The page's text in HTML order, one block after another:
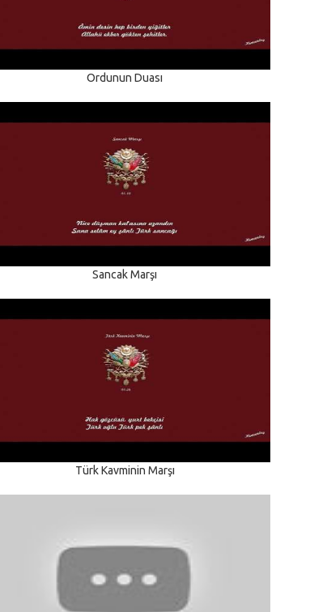
Ordunun Duası
Sancak Marşı
Türk Kavminin Marşı